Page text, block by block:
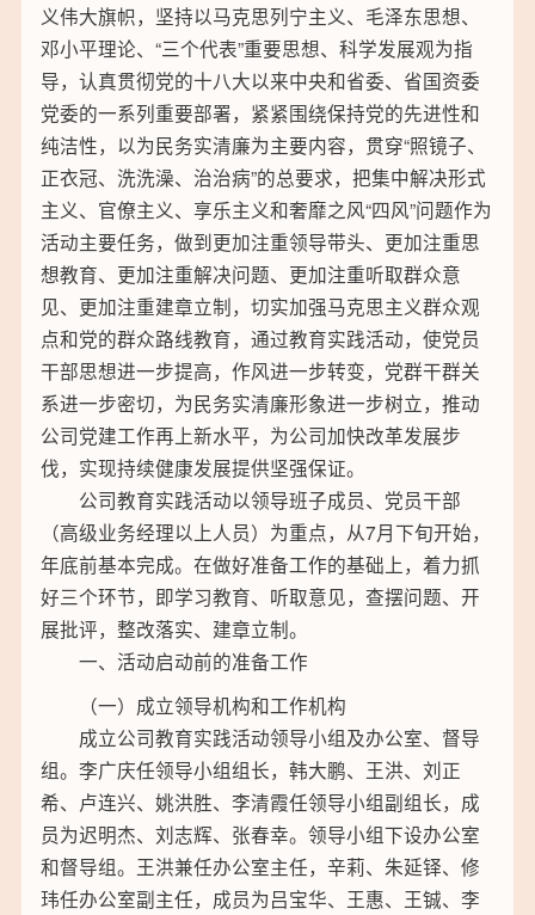
义伟大旗帜，坚持以马克思列宁主义、毛泽东思想、
邓小平理论、“三个代表”重要思想、科学发展观为指
导，认真贯彻党的十八大以来中央和省委、省国资委
党委的一系列重要部署，紧紧围绕保持党的先进性和
纯洁性，以为民务实清廉为主要内容，贯穿“照镜子、
正衣冠、洗洗澡、治治病”的总要求，把集中解决形式
主义、官僚主义、享乐主义和奢靡之风“四风”问题作为
活动主要任务，做到更加注重领导带头、更加注重思
想教育、更加注重解决问题、更加注重听取群众意
见、更加注重建章立制，切实加强马克思主义群众观
点和党的群众路线教育，通过教育实践活动，使党员
干部思想进一步提高，作风进一步转变，党群干群关
系进一步密切，为民务实清廉形象进一步树立，推动
公司党建工作再上新水平，为公司加快改革发展步
伐，实现持续健康发展提供坚强保证。
公司教育实践活动以领导班子成员、党员干部
（高级业务经理以上人员）为重点，从7月下旬开始，
年底前基本完成。在做好准备工作的基础上，着力抓
好三个环节，即学习教育、听取意见，查摆问题、开
展批评，整改落实、建章立制。
一、活动启动前的准备工作
（一）成立领导机构和工作机构
成立公司教育实践活动领导小组及办公室、督导
组。李广庆任领导小组组长，韩大鹏、王洪、刘正
希、卢连兴、姚洪胜、李清霞任领导小组副组长，成
员为迟明杰、刘志辉、张春幸。领导小组下设办公室
和督导组。王洪兼任办公室主任，辛莉、朱延铎、修
玮任办公室副主任，成员为吕宝华、王惠、王铖、李